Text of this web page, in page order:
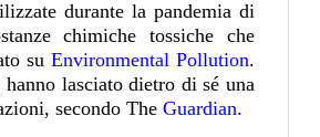
durante la pandemia di
chimiche tossiche che
su Environmental Pollution.
lasciato dietro di sé una
secondo The Guardian.